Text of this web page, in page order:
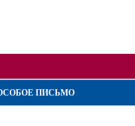
ПИСЬМО